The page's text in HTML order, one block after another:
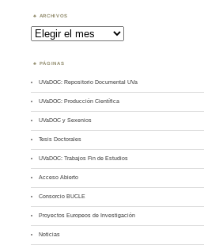
ARCHIVOS
Archivos
PÁGINAS
UVaDOC: Repositorio Documental UVa
UVaDOC: Producción Científica
UVaDOC y Sexenios
Tesis Doctorales
UVaDOC: Trabajos Fin de Estudios
Acceso Abierto
Consorcio BUCLE
Proyectos Europeos de Investigación
Noticias